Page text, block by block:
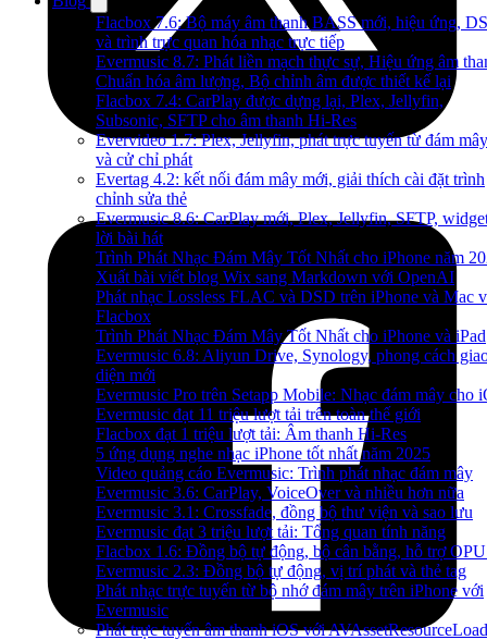
Flacbox 7.6: Bộ máy âm thanh BASS mới, hiệu ứng,
và trình trực quan hóa nhạc trực tiếp
Evermusic 8.7: Phát liền mạch thực sự, Hiệu ứng âm
Chuẩn hóa âm lượng, Bộ chỉnh âm được thiết kế lại
Flacbox 7.4: CarPlay được dựng lại, Plex, Jellyfin,
Subsonic, SFTP cho âm thanh Hi-Res
Evervideo 1.7: Plex, Jellyfin, phát trực tuyến từ đám mây
và cử chỉ phát
Evertag 4.2: kết nối đám mây mới, giải thích cài đặt trình
chỉnh sửa thẻ
Evermusic 8.6: CarPlay mới, Plex, Jellyfin, SFTP,
lời bài hát
Trình Phát Nhạc Đám Mây Tốt Nhất cho iPhone năm
Xuất bài viết blog Wix sang Markdown với OpenAI
Phát nhạc Lossless FLAC và DSD trên iPhone và Mac
Flacbox
Trình Phát Nhạc Đám Mây Tốt Nhất cho iPhone và iPad
Evermusic 6.8: Aliyun Drive, Synology, phong cách
diện mới
Evermusic Pro trên Setapp Mobile: Nhạc đám mây cho
Evermusic đạt 11 triệu lượt tải trên toàn thế giới
Flacbox đạt 1 triệu lượt tải: Âm thanh Hi-Res
5 ứng dụng nghe nhạc iPhone tốt nhất năm 2025
Video quảng cáo Evermusic: Trình phát nhạc đám mây
Evermusic 3.6: CarPlay, VoiceOver và nhiều hơn nữa
Evermusic 3.1: Crossfade, đồng bộ thư viện và sao lưu
Evermusic đạt 3 triệu lượt tải: Tổng quan tính năng
Flacbox 1.6: Đồng bộ tự động, bộ cân bằng, hỗ trợ
Evermusic 2.3: Đồng bộ tự động, vị trí phát và thẻ tag
Phát nhạc trực tuyến từ bộ nhớ đám mây trên iPhone với
Evermusic
Phát trực tuyến âm thanh iOS với